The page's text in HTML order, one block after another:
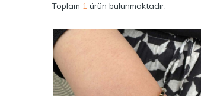
Toplam 1 ürün bulunmaktadır.